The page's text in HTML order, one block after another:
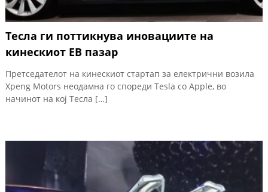
Тесла ги поттикнува иновациите на
кинескиот ЕВ пазар
Претседателот на кинескиот стартап за електрични возила
Xpeng Motors неодамна го спореди Tesla со Apple, во
начинот на кој Тесла […]